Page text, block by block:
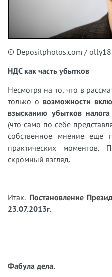
© Depositphotos.com / olly18
НДС как часть убытков
Несмотря на то, что в
только о возможности
взысканию убытков
(что само по себе
собственное мнение еще
практических
скромный взгляд.
Итак. Постановление
23.07.2013г.
Фабула дела.